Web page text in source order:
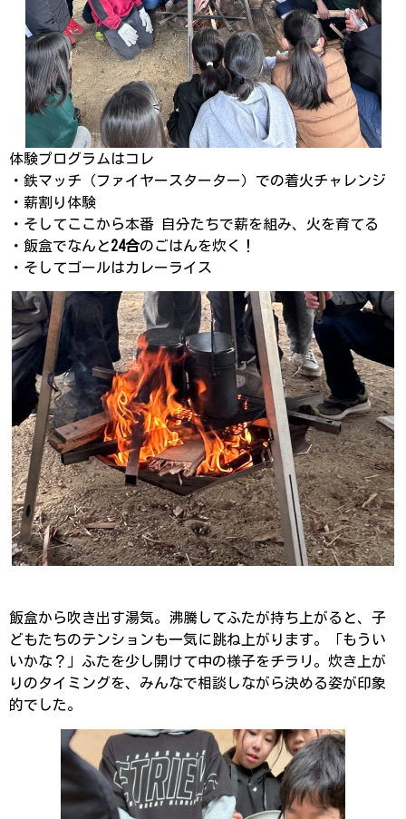
体験プログラムはコレ
・鉄マッチ（ファイヤースターター）での着火チャレンジ
・薪割り体験
・そしてここから本番 自分たちで薪を組み、火を育てる
・飯盒でなんと24合のごはんを炊く！
・そしてゴールはカレーライス
飯盒から吹き出す湯気。沸騰してふたが持ち上がると、子
どもたちのテンションも一気に跳ね上がります。「もうい
いかな？」ふたを少し開けて中の様子をチラリ。炊き上が
りのタイミングを、みんなで相談しながら決める姿が印象
的でした。